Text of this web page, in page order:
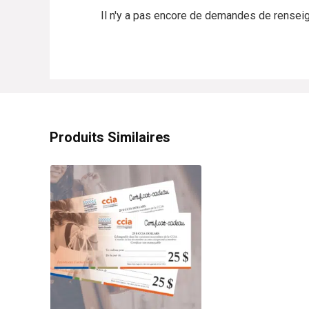
Il n'y a pas encore de demandes de
Produits Similaires